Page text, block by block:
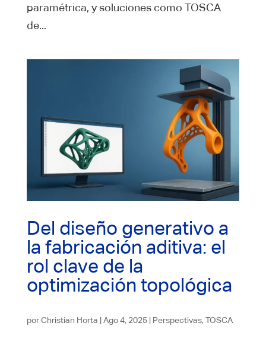
paramétrica, y soluciones como TOSCA
de...
Del diseño generativo a
la fabricación aditiva: el
rol clave de la
optimización topológica
porChristian Horta |Ago 4, 2025| Perspectivas,TOSCA